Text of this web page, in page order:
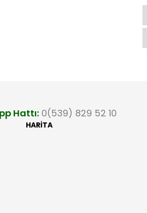
Hattı: 0(539) 829 52 10
HARİTA